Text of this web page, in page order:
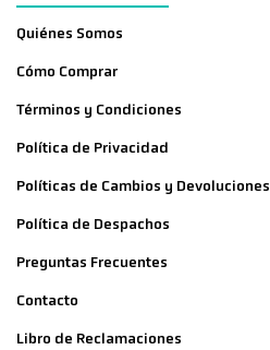
Quiénes Somos
Cómo Comprar
Términos y Condiciones
Política de Privacidad
Políticas de Cambios y Devoluciones
Política de Despachos
Preguntas Frecuentes
Contacto
Libro de Reclamaciones